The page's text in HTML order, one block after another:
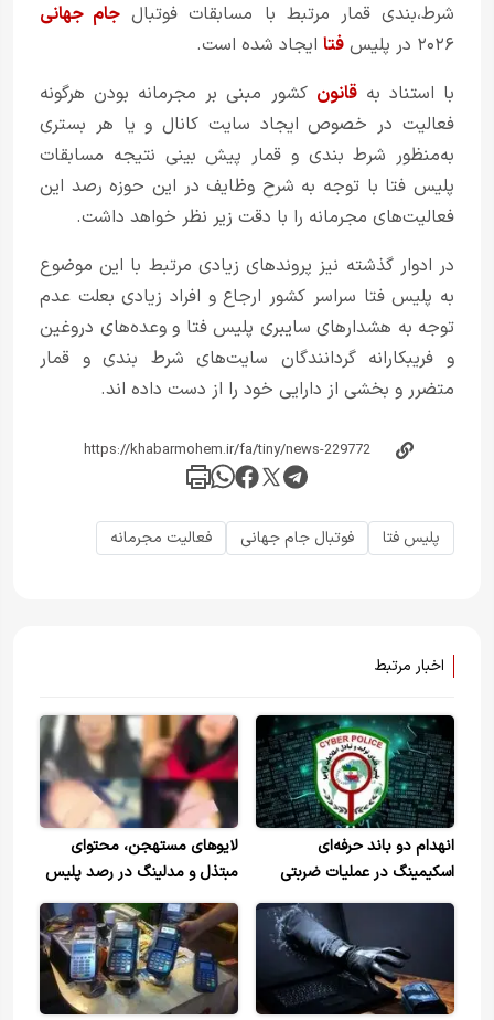
شرط،بندی قمار مرتبط با مسابقات فوتبال جام جهانی
۲۰۲۶ در پلیس
فتا ایجاد شده است.
با استناد بهقانون کشور مبنی بر مجرمانه بودن هرگونه
فعالیت در خصوص ایجاد سایت کانال و یا هر بستری
به‌منظور شرط بندی و قمار پیش بینی نتیجه مسابقات
پلیس فتا با توجه به شرح وظایف در این حوزه رصد این
فعالیت‌های مجرمانه را با دقت زیر نظر خواهد داشت.
در ادوار گذشته نیز پروندهای زیادی مرتبط با این موضوع
به پلیس فتا سراسر کشور ارجاع و افراد زیادی بعلت عدم
توجه به هشدارهای سایبری پلیس فتا و وعده‌های دروغین
و فریبکارانه گردانندگان سایت‌های شرط بندی و قمار
متضرر و بخشی از دارایی خود را از دست داده اند.
پلیس فتا فوتبال جام جهانی فعالیت مجرمانه
اخبار مرتبط
انهدام دو باند حرفه‌ای
اسکیمینگ در عملیات ضربتی
پلیس فتا
لایوهای مستهجن، محتوای
مبتذل و مدلینگ در رصد پلیس
فتا